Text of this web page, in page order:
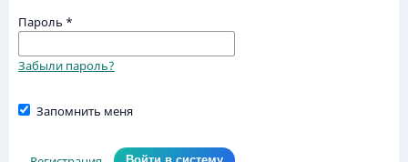
Пароль *
Забыли пароль?
Запомнить меня